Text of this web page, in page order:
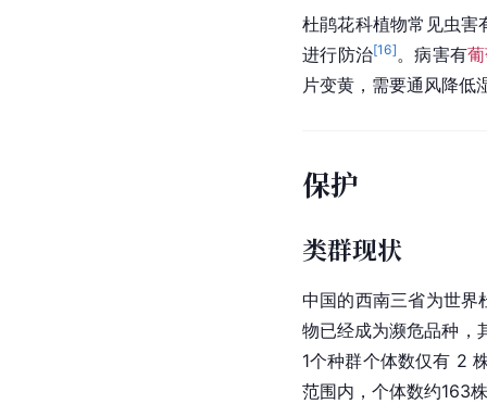
杜鹃花科植物常见虫害
进行防治[16]。病害有
片变黄，需要通风降低
保护
类群现状
中国的西南三省为世界
物已经成为濒危品种，
1个种群个体数仅有 2
范围内，个体数约163